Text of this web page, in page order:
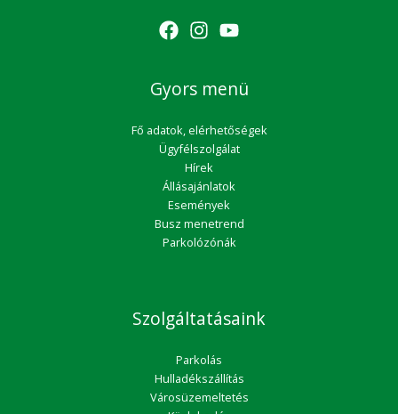
Gyors menü
Fő adatok, elérhetőségek
Ügyfélszolgálat
Hírek
Állásajánlatok
Események
Busz menetrend
Parkolózónák
Szolgáltatásaink
Parkolás
Hulladékszállítás
Városüzemeltetés